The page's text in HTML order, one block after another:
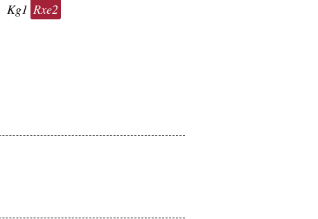
Kg1 Rxe2